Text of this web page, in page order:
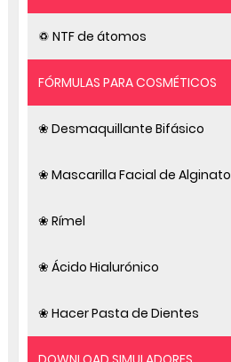
♽ NTF de átomos
FÓRMULAS PARA COSMÉTICOS
❀ Desmaquillante Bifásico
❀ Mascarilla Facial de Alginato
❀ Rímel
❀ Ácido Hialurónico
❀ Hacer Pasta de Dientes